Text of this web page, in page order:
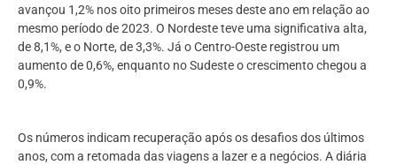
avançou 1,2% nos oito primeiros meses deste ano em relação ao
mesmo período de 2023. O Nordeste teve uma significativa alta,
de 8,1%, e o Norte, de 3,3%. Já o Centro-Oeste registrou um
aumento de 0,6%, enquanto no Sudeste o crescimento chegou a
0,9%.
Os números indicam recuperação após os desafios dos últimos
anos, com a retomada das viagens a lazer e a negócios. A diária